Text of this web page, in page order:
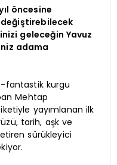
öncesine
değiştirebilecek
geleceğin Yavuz
adama
fantastik kurgu
Mehtap
yayımlanan ilk
tarih, aşk ve
sürükleyici